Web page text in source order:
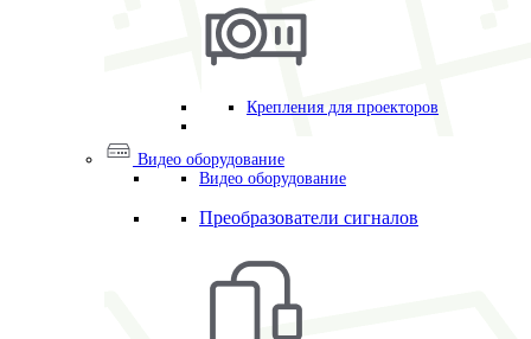
Крепления для проекторов
Видео оборудование
Видео оборудование
Преобразователи сигналов